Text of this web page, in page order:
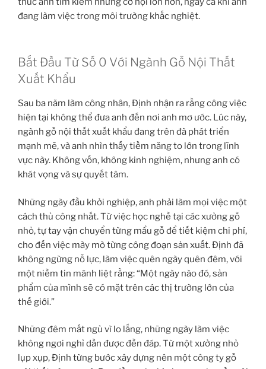
đang làm việc trong môi trường khắc nghiệt.
Bắt Đầu Từ Số 0 Với Ngành Gỗ Nội Thất
Xuất Khẩu
Sau ba năm làm công nhân, Định nhận ra rằng công việc
hiện tại không thể đưa anh đến nơi anh mơ ước. Lúc này,
ngành gỗ nội thất xuất khẩu đang trên đà phát triển
mạnh mẽ, và anh nhìn thấy tiềm năng to lớn trong lĩnh
vực này. Không vốn, không kinh nghiệm, nhưng anh có
khát vọng và sự quyết tâm.
Những ngày đầu khởi nghiệp, anh phải làm mọi việc một
cách thủ công nhất. Từ việc học nghề tại các xưởng gỗ
nhỏ, tự tay vận chuyển từng mẩu gỗ để tiết kiệm chi phí,
cho đến việc mày mò từng công đoạn sản xuất. Định đã
không ngừng nỗ lực, làm việc quên ngày quên đêm, với
một niềm tin mãnh liệt rằng: “Một ngày nào đó, sản
phẩm của mình sẽ có mặt trên các thị trường lớn của
thế giới.”
Những đêm mất ngủ vì lo lắng, những ngày làm việc
không ngơi nghỉ dần được đền đáp. Từ một xưởng nhỏ
lụp xụp, Định từng bước xây dựng nên một công ty gỗ